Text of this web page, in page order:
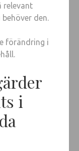
relevant
den.
förändring i
i